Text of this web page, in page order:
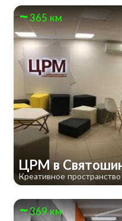
365 км
ЦРМ в
Креативное пространство
369 км